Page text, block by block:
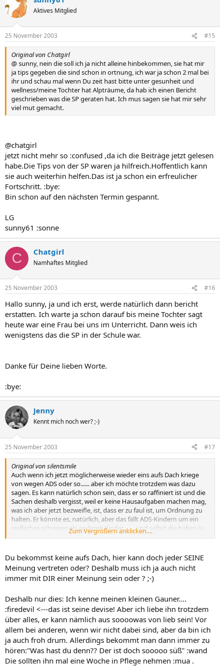
Aktives Mitglied
25 November 2003 #15
Original von Chatgirl
@ sunny, nein die soll ich ja nicht alleine hinbekommen, sie hat mir
ja tips gegeben die sind schon in ortnung, ich war ja schon 2 mal bei
ihr und schau mal wenn Du zeit hast bitte unter gesunheit und
wellness/meine Tochter hat Alpträume, da hab ich einen Bericht
geschrieben was die SP geraten hat. Ich mus sagen sie hat mir sehr
viel mut gemacht.
@chatgirl
jetzt nicht mehr so :confused ,da ich die Beiträge jetzt gelesen
habe.Die Tips von der SP waren ja hilfreich.Hoffentlich kann
sie auch weiterhin helfen.Das ist ja schon ein erfreulicher
Fortschritt. :bye:
Bin schon auf den nächsten Termin gespannt.
LG
sunny61 :sonne
C Chatgirl
Namhaftes Mitglied
25 November 2003 #16
Hallo sunny, ja und ich erst, werde natürlich dann bericht
erstatten. Ich warte ja schon darauf bis meine Tochter sagt
heute war eine Frau bei uns im Unterricht. Dann weis ich
wenigstens das die SP in der Schule war.
Danke für Deine lieben Worte.
:bye:
Jenny
Kennt mich noch wer? ;-)
25 November 2003 #17
Original von silentsmile
Auch wenn ich jetzt möglicherweise wieder eins aufs Dach kriege
von wegen ADS oder so...... aber ich möchte trotzdem was dazu
sagen. Es kann natürlich schon sein, dass er so raffiniert ist und die
Sachen deshalb vergisst, weil er keine Hausaufgaben machen mag,
was ich aber jetzt bezweifle, ist, dass er zu faul ist, um Ordnung zu
halten. Er könnte es, natürlich, aber das fällt ADS-Kindern um ein
vielfaches schwerer als anderen Kinder........ und selbst die haben ja
gelegentlich Probleme mit der Ordnung.
Zum Vergrößern anklicken....
Du bekommst keine aufs Dach, hier kann doch jeder SEINE
Meinung vertreten oder? Deshalb muss ich ja auch nicht
immer mit DIR einer Meinung sein oder ? ;-)
Deshalb nur dies: Ich kenne meinen kleinen Gauner....
:firedevil <---das ist seine devise! Aber ich liebe ihn trotzdem
über alles, er kann nämlich aus soooowas von lieb sein! Vor
allem bei anderen, wenn wir nicht dabei sind, aber da bin ich
ja auch froh drum. Allerdings bekommt man dann immer zu
hören:"Was hast du denn?? Der ist doch sooooo süß" :wand
Die sollten ihn mal eine Woche in Pflege nehmen :mua .